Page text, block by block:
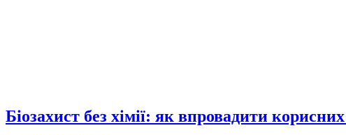
Біозахист без хімії: як впровадити